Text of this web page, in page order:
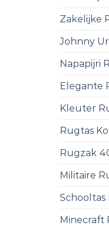
Zakelijke
Johnny
Napapijri
Elegante
Kleuter
Rugtas
Rugzak
Militaire
Minecraft